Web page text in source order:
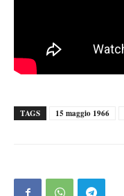
TAGS 15 maggio 1966